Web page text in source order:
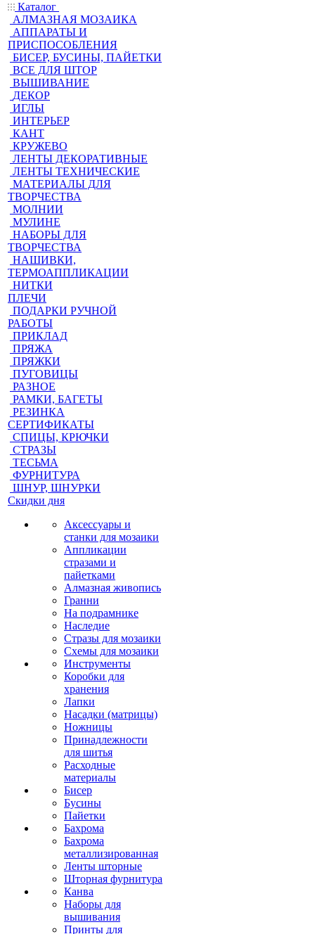
Каталог
АЛМАЗНАЯ МОЗАИКА
АППАРАТЫ И
ПРИСПОСОБЛЕНИЯ
БИСЕР, БУСИНЫ, ПАЙЕТКИ
ВСЕ ДЛЯ ШТОР
ВЫШИВАНИЕ
ДЕКОР
ИГЛЫ
ИНТЕРЬЕР
КАНТ
КРУЖЕВО
ЛЕНТЫ ДЕКОРАТИВНЫЕ
ЛЕНТЫ ТЕХНИЧЕСКИЕ
МАТЕРИАЛЫ ДЛЯ
ТВОРЧЕСТВА
МОЛНИИ
МУЛИНЕ
НАБОРЫ ДЛЯ
ТВОРЧЕСТВА
НАШИВКИ,
ТЕРМОАППЛИКАЦИИ
НИТКИ
ПЛЕЧИ
ПОДАРКИ РУЧНОЙ
РАБОТЫ
ПРИКЛАД
ПРЯЖА
ПРЯЖКИ
ПУГОВИЦЫ
РАЗНОЕ
РАМКИ, БАГЕТЫ
РЕЗИНКА
СЕРТИФИКАТЫ
СПИЦЫ, КРЮЧКИ
СТРАЗЫ
ТЕСЬМА
ФУРНИТУРА
ШНУР, ШНУРКИ
Скидки дня
Аксессуары и
станки для мозаики
Аппликации
стразами и
пайетками
Алмазная живопись
Гранни
На подрамнике
Наследие
Стразы для мозаики
Схемы для мозаики
Инструменты
Коробки для
хранения
Лапки
Насадки (матрицы)
Ножницы
Принадлежности
для шитья
Расходные
материалы
Бисер
Бусины
Пайетки
Бахрома
Бахрома
металлизированная
Ленты шторные
Шторная фурнитура
Канва
Наборы для
вышивания
Принты для